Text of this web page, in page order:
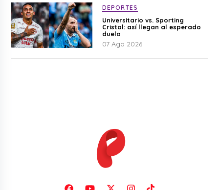
DEPORTES
Universitario vs. Sporting
Cristal: así llegan al esperado
duelo
07 Ago 2026